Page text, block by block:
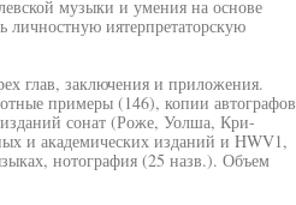
музыки и умения на основе
иятерпретаторскую
глав, заключения и приложения.
примеры (146), копии автографов
сонат (Роже, Уолша, Кри-
и академических изданий и HWV1,
нотография (25 назв.). Объем